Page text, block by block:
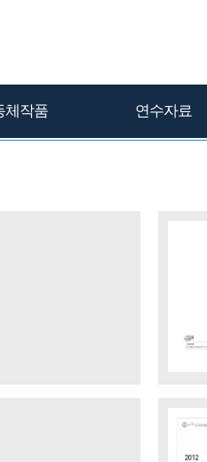
체작품 연수자료